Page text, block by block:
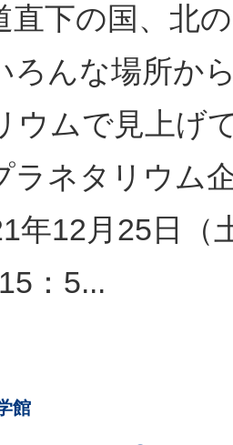
直下の国、北
ろんな場所か
ウムで見上げ
ラネタリウム
年12月25日（
：5...
館